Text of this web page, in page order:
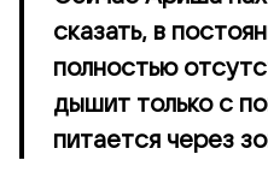
сказать, в
полностью
дышит только с
питается через